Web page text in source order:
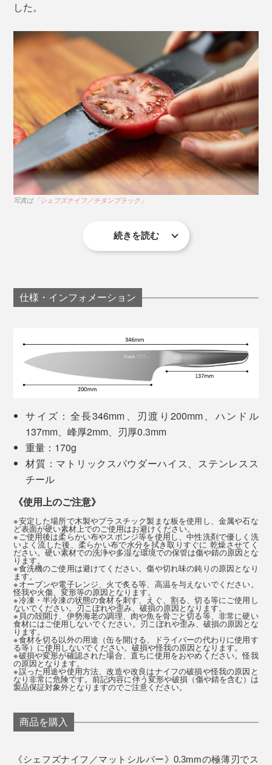
写真は「 シェフズナイフ／チタンブラック ホーニングロッド」
ホーニングロッドは、エディションナイフの硬さ
（HRC60＋）に合わせてつくられた、粒度1000グリッ
ドのセラミック製シャープナー。使い方は驚くほど手軽
です。
白いセラミック部分に、ナイフの刃を12〜15度の角度
に寝かせるように当て、刃元から刃先まで擦れるよう手
前に3〜10回程度（切れ味に合わせて調整）、両面を同
い間に、驚くほど切れ味が蘇るので、メンテナンスもと
ても楽なのです。
鋼材開発のプロフェッショナルやプロダクションパート
を開発。
誰の手にも馴染むミニマムなデザインを追求し、エンジ
年間の月日をかけて緻密につくり上げました。
写真は「コンプリートセット／チタンブラック
その結果、世界トップクラスの英国独立研究機関
『CATRA社』による試験では、世界最高評価基準であ
る［Excellent］を、切れ味は50％超え、耐久性は117％
超えという、驚くべき記録を残しました。
（※テストレファレンス番号：No.SRG/989853A：切れ味性能150/110,刃
先耐久性1171/550）
した。
写真は「シェフズナイフ／チタンブラック 」
「切る」が変わるだけで、料理ってこんなにもモチベー
ました。
「食材を切る・刻む」という行為は、集中して無心で取
り組めるから、エネルギーの発散につながり、ある種
刻んだ完成物が目に見えるから、大きな達成感も得られ
て、ストレス解消にもいいのだとか。
写真は「シェフズナイフ／チタンブラック
じつは私も、以前からストレスが溜まると、ネギやミョ
ウガを千切りにして大量の薬味ストックをつくったり、
根菜類を千切りにしたりと、刻むことを密かな発散法に
細切れになっていく様子を眺めるのも大好物（笑）。
続きを読む
仕様・インフォメーション
サイズ：全長346mm、刃渡り200mm、ハンドル
137mm、峰厚2mm、刃厚0.3mm
重量：170g
材質：マトリックスパウダーハイス、ステンレスス
チール
《使用上のご注意》
※安定した場所で木製やプラスチック製まな板を使用し、金属や石な
ど表面が硬い素材上でのご使用はお避けください。
※ご使用後は柔らかい布やスポンジ等を使用し、中性洗剤で優しく洗
いよく流した後、柔らかい布で水分を拭き取りすぐに 乾燥させてく
ださい。硬い素材での洗浄や多湿な環境での保管は傷や錆の原因とな
ります。
※食洗機のご使用は避けてください。傷や切れ味の鈍りの原因となり
ます。
※オーブンや電子レンジ、火で炙る等、高温を与えないでください。
怪我や火傷、変形等の原因となります。
※冷凍・半冷凍の状態の食材を刺す、えぐ、割る、切る等にご使用し
ないでください。刃こぼれや歪み、破損の原因となります。
※貝の殻開け、伊勢海老の調理、肉や魚を骨ごと切る等、非常に硬い
食材にはご使用しないでください。刃こぼれや歪み、破損の原因とな
ります。
※食材を切る以外の用途（缶を開ける、ドライバーの代わりに使用す
る等）に使用しないでください。破損や怪我の原因となります。
※破損や変形が確認された場合、直ちに使用をおやめください。怪我
の原因となります。
※誤った用途や使用方法、改造や改良はナイフの破損や怪我の原因と
なり非常に危険です。前記内容に伴う変形や破損（傷や錆を含む）は
製品保証対象外となりますのでご注意ください。
商品を購入
《シェフズナイフ／マットシルバー》0.3mmの極薄刃でス